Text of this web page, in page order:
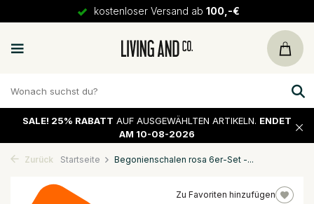
kostenloser Versand ab 100,-€
SALE! 25% RABATT AUF AUSGEWÄHLTEN ARTIKELN. ENDET
AM 10-08-2026
Zurück Startseite Begonienschalen rosa 6er-Set -...
Zu Favoriten hinzufügen